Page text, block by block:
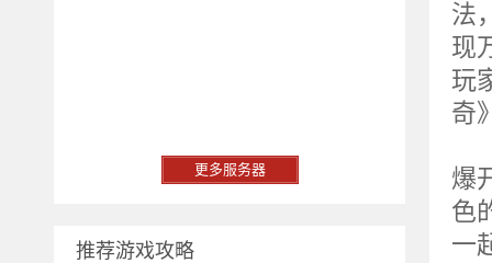
法
现
玩
奇
爆
色
一
更多服务器
推荐游戏攻略